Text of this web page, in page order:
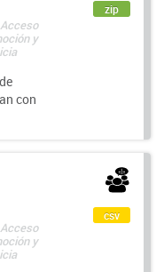
y
con
zip
y
csv